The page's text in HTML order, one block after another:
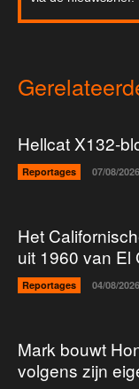
Hellcat X132-
Reportages 07/08/2026
Het
uit 1960 van El
Reportages 04/08/2026
Mark bouwt
volgens zijn